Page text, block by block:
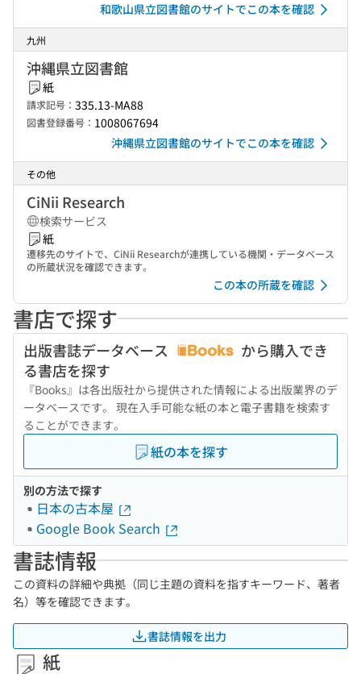
和歌山県立図書館のサイトでこの本を確認
九州
沖縄県立図書館
紙
請求記号： 335.13-MA88
図書登録番号： 1008067694
沖縄県立図書館のサイトでこの本を確認
その他
CiNii Research
検索サービス
紙
遷移先のサイトで、CiNii Researchが連携している機関・データベース
の所蔵状況を確認できます。
この本の所蔵を確認
書店で探す
出版書誌データベース
から購入でき
る書店を探す
『Books』は各出版社から提供された情報による出版業界のデ
ータベースです。 現在入手可能な紙の本と電子書籍を検索す
ることができます。
紙の本を探す
別の方法で探す
日本の古本屋
Google Book Search
書誌情報
この資料の詳細や典拠（同じ主題の資料を指すキーワード、著者
名）等を確認できます。
書誌情報を出力
紙